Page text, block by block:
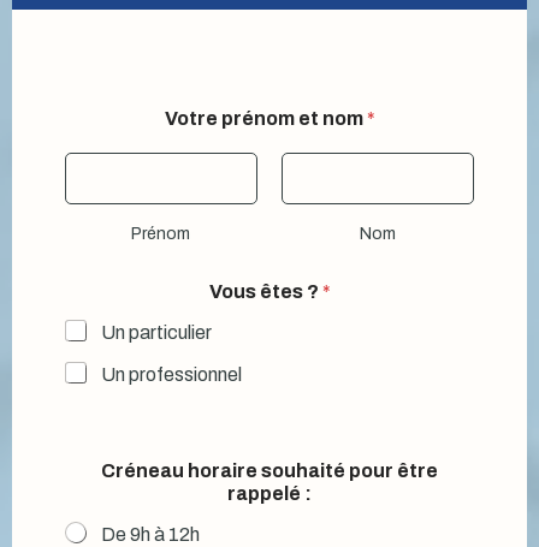
Votre prénom et nom *
Prénom Nom
Vous êtes ? *
Un particulier
Un professionnel
Créneau horaire souhaité pour être
rappelé :
De 9h à 12h